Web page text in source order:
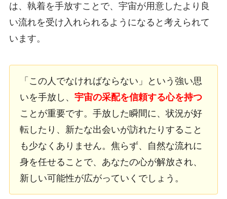
は、執着を手放すことで、宇宙が用意したより良
い流れを受け入れられるようになると考えられて
います。
「この人でなければならない」という強い思
いを手放し、 宇宙の采配を信頼する心を持つ
ことが重要です。手放した瞬間に、状況が好
転したり、新たな出会いが訪れたりすること
も少なくありません。焦らず、自然な流れに
身を任せることで、あなたの心が解放され、
新しい可能性が広がっていくでしょう。